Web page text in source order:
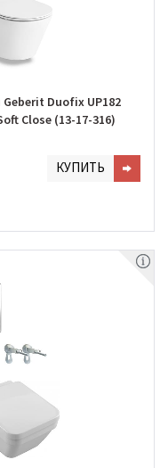
Duofix UP182
Close (13-17-316)
КУПИТЬ